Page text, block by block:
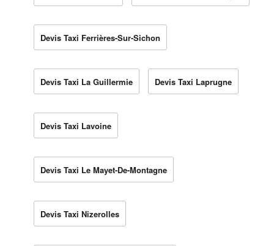
Devis Taxi Ferrières-Sur-Sichon
Devis Taxi La Guillermie Devis Taxi Laprugne
Devis Taxi Lavoine
Devis Taxi Le Mayet-De-Montagne
Devis Taxi Nizerolles